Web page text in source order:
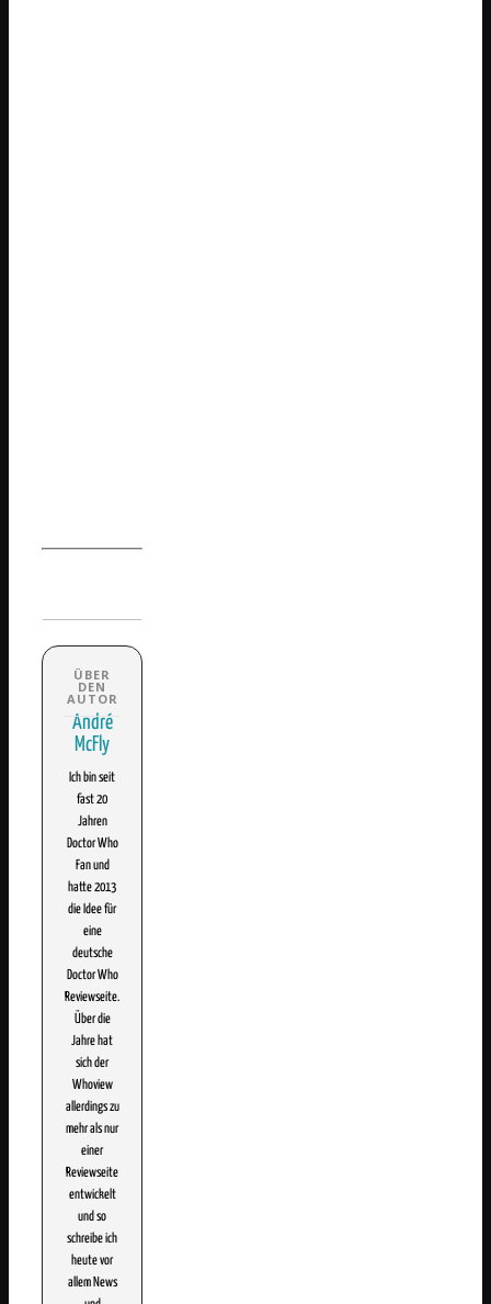
André
McFly
Ich bin seit
fast 20
Jahren
Doctor Who
Fan und
hatte 2013
die Idee für
eine
deutsche
Doctor Who
Reviewseite.
Über die
Jahre hat
sich der
Whoview
allerdings zu
mehr als nur
einer
Reviewseite
entwickelt
und so
schreibe ich
heute vor
allem News